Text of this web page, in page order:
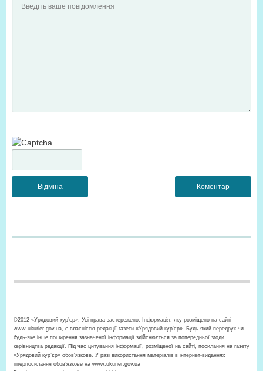
©2012 «Урядовий кур’єр». Усі права застережено. Інформація, яку розміщено на сайті
www.ukurier.gov.ua, є власністю редакції газети «Урядовий кур'єр». Будь-який передрук чи
будь-яке інше поширення зазначеної інформації здійснюється за попередньої згоди
керівництва редакції. Під час цитування інформації, розміщеної на сайті, посилання на газету
«Урядовий кур’єр» обов'язкове. У разі використання матеріалів в інтернет-виданнях
гіперпосилання обов’язкове на www.ukurier.gov.ua